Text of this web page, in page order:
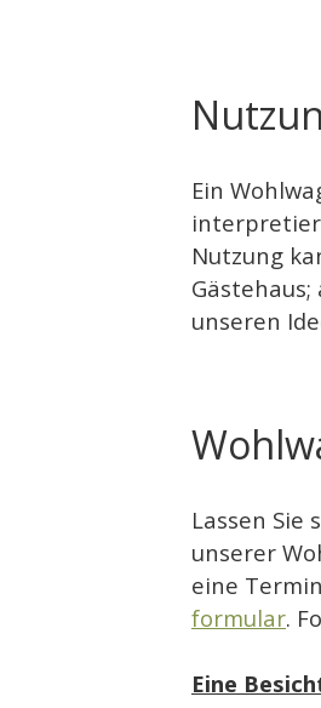
Ein
Nutzung
unseren
Lassen
unserer
eine
formular.
Eine